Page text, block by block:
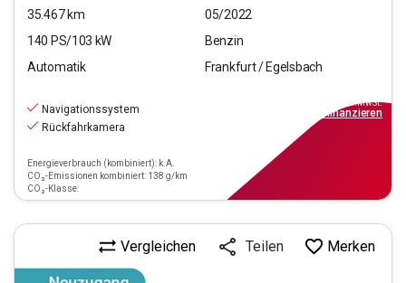
35.467km
05/2022
140 PS/103 kW
Benzin
Automatik
Frankfurt / Egelsbach
Navigationssystem
Rückfahrkamera
Energieverbrauch (kombiniert): k.A.
CO₂-Emissionen kombiniert: 138 g/km
CO₂-Klasse:
inkl.MwSt.
finanzieren
Vergleichen Teilen Merken